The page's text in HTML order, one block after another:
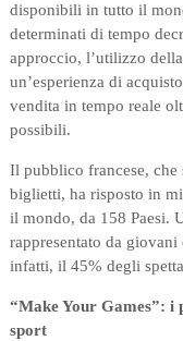
disponibili in tutto il
determinati di tempo
approccio, l’utilizzo
un’esperienza di
vendita in tempo reale
possibili.
Il pubblico francese, che
biglietti, ha risposto in
il mondo, da 158 Paesi.
rappresentato da
infatti, il 45% degli
“Make Your Games”: i
sport